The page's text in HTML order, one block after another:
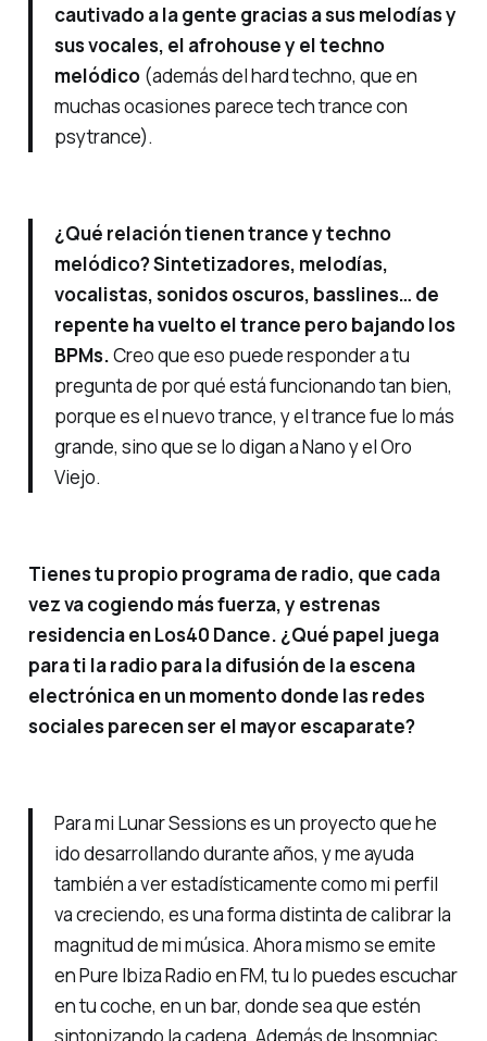
cautivado a la gente gracias a sus melodías y
sus vocales, el afrohouse y el techno
melódico(además del hard techno, que en
muchas ocasiones parece tech trance con
psytrance).
¿Qué relación tienen trance y techno
melódico? Sintetizadores, melodías,
vocalistas, sonidos oscuros, basslines… de
repente ha vuelto el trance pero bajando los
BPMs.Creo que eso puede responder a tu
pregunta de por qué está funcionando tan bien,
porque es el nuevo trance, y el trance fue lo más
grande, sino que se lo digan a Nano y el Oro
Viejo.
Tienes tu propio programa de radio, que cada
vez va cogiendo más fuerza, y estrenas
residencia en Los40 Dance. ¿Qué papel juega
para ti la radio para la difusión de la escena
electrónica en un momento donde las redes
sociales parecen ser el mayor escaparate?
Para mi Lunar Sessions es un proyecto que he
ido desarrollando durante años, y me ayuda
también a ver estadísticamente como mi perfil
va creciendo, es una forma distinta de calibrar la
magnitud de mi música. Ahora mismo se emite
en Pure Ibiza Radio en FM, tu lo puedes escuchar
en tu coche, en un bar, donde sea que estén